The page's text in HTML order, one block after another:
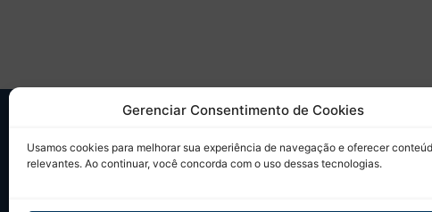
Gerenciar Consentimento de Cookies
Usamos cookies para melhorar sua experiência de navegação e oferecer
relevantes. Ao continuar, você concorda com o uso dessas tecnologias.
SOBRE
Desde
sobre o